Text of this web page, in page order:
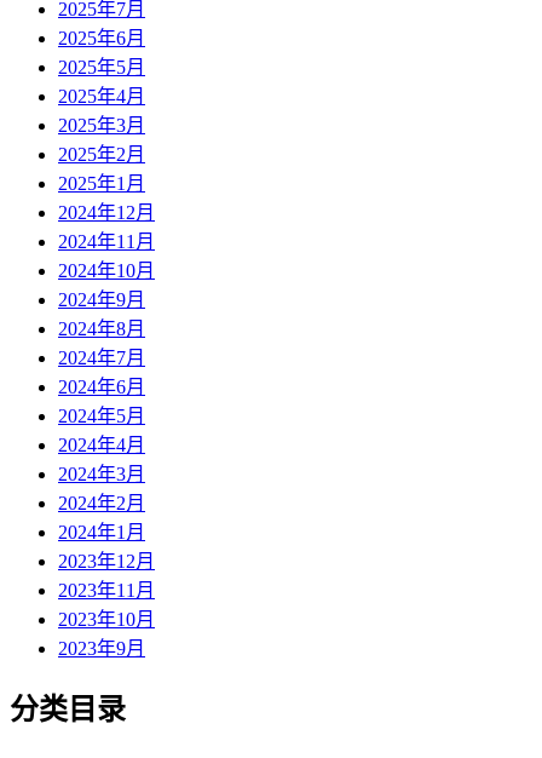
2025年7月
2025年6月
2025年5月
2025年4月
2025年3月
2025年2月
2025年1月
2024年12月
2024年11月
2024年10月
2024年9月
2024年8月
2024年7月
2024年6月
2024年5月
2024年4月
2024年3月
2024年2月
2024年1月
2023年12月
2023年11月
2023年10月
2023年9月
分类目录